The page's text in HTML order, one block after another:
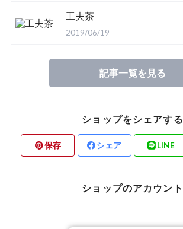
工夫茶
2019/06/19
記事一覧を見る
ショップをシェアする
保存 シェア LINE
ショップのアカウント